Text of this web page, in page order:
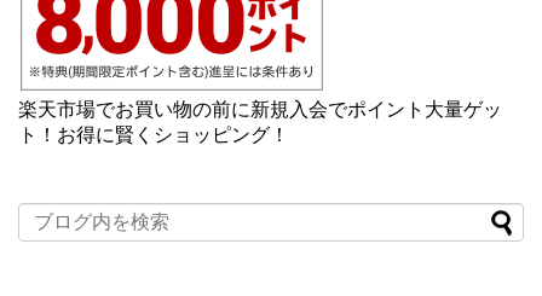
楽天市場でお買い物の前に新規入会でポイント大量ゲッ
ト！お得に賢くショッピング！